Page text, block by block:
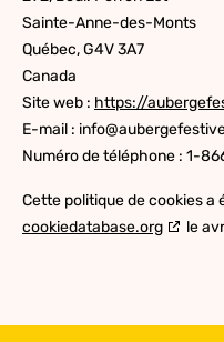
Sainte-Anne-des-Monts
Québec, G4V 3A7
Canada
Site web : https://
E-mail : info@
Numéro de téléphone : 1-
Cette politique de cookies a
cookiedatabase.org
le